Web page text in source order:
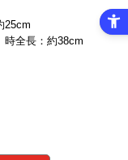
25cm
時全長：約38cm